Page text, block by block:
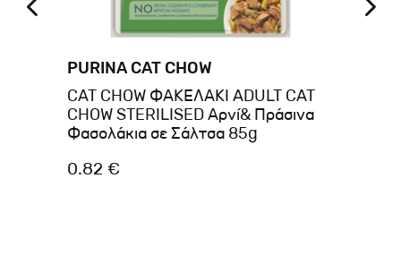
PURINA CAT CHOW
CAT CHOW ΦΑΚΕΛΑΚΙ ADULT CAT
CHOW STERILISED Αρνί& Πράσινα
Φασολάκια σε Σάλτσα 85g
0.82 €